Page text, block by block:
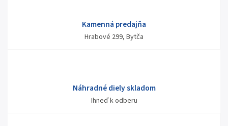
Kamenná predajňa
Hrabové 299, Bytča
Náhradné diely skladom
Ihneď k odberu